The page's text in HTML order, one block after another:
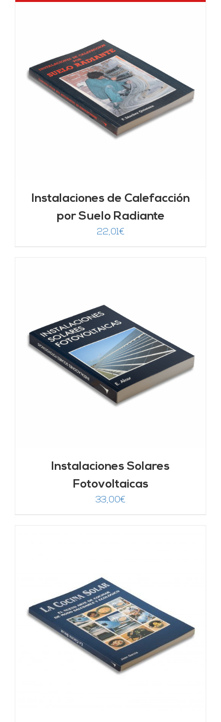
Instalaciones de Calefacción
por Suelo Radiante
22,01€
Instalaciones Solares
Fotovoltaicas
33,00€